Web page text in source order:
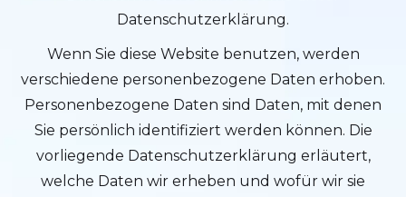
Datenschutzerklärung.
Wenn Sie diese Website benutzen, werden
verschiedene personenbezogene Daten erhoben.
Personenbezogene Daten sind Daten, mit denen
Sie persönlich identifiziert werden können. Die
vorliegende Datenschutzerklärung erläutert,
welche Daten wir erheben und wofür wir sie